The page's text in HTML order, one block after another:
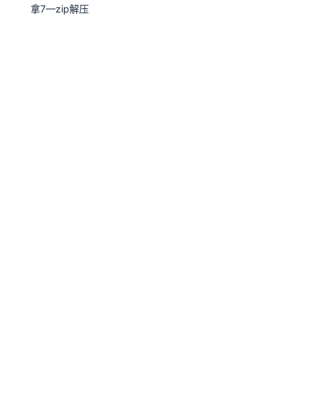
拿7—zip解压